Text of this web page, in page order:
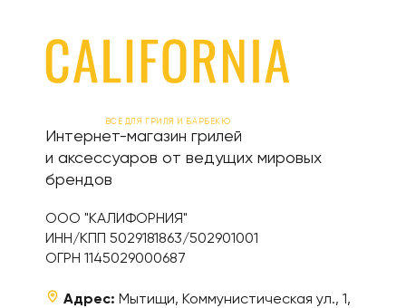
ВСЕ ДЛЯ ГРИЛЯ И БАРБЕКЮ
Интернет-магазин грилей
и аксессуаров от ведущих мировых
брендов
ООО "КАЛИФОРНИЯ"
ИНН/КПП 5029181863/502901001
ОГРН 1145029000687
Адрес: Мытищи, Коммунистическая ул., 1,